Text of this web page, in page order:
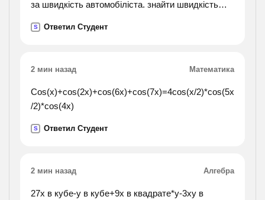
за швидкість автомобіліста. знайти швидкість
S Ответил Студент
2 мин назад Математика
Cos(x)+cos(2x)+cos(6x)+cos(7x)=4cos(x/2)*cos(5x
/2)*cos(4x)
S Ответил Студент
2 мин назад Алгебра
27x в кубе-y в кубе+9x в квадрате*y-3xy в